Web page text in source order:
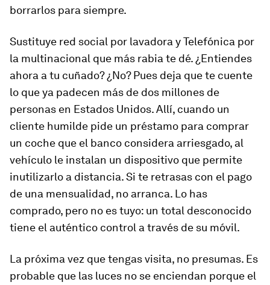
borrarlos para siempre.
Sustituye red social por lavadora y Telefónica por
la multinacional que más rabia te dé. ¿Entiendes
ahora a tu cuñado? ¿No? Pues deja que te cuente
lo que ya padecen más de dos millones de
personas en Estados Unidos. Allí, cuando un
cliente humilde pide un préstamo para comprar
un coche que el banco considera arriesgado, al
vehículo le instalan un dispositivo que permite
inutilizarlo a distancia. Si te retrasas con el pago
de una mensualidad, no arranca. Lo has
comprado, pero no es tuyo: un total desconocido
tiene el auténtico control a través de su móvil.
La próxima vez que tengas visita, no presumas. Es
probable que las luces no se enciendan porque el